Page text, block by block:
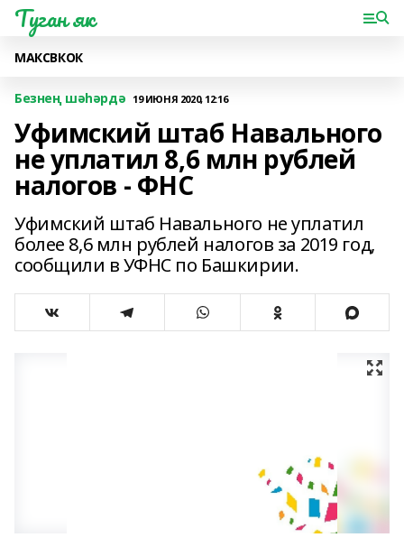
Туган як
МАКСВКОК
Безнең шәһәрдә 19 ИЮНЯ 2020, 12:16
Уфимский штаб Навального
не уплатил 8,6 млн рублей
налогов - ФНС
Уфимский штаб Навального не уплатил
более 8,6 млн рублей налогов за 2019 год,
сообщили в УФНС по Башкирии.